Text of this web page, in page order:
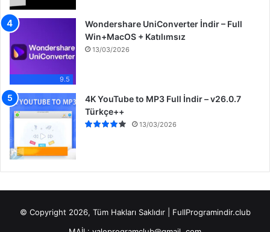
9.5
Wondershare UniConverter İndir – Full
Win+MacOS + Katılımsız
13/03/2026
4K YouTube to MP3 Full İndir – v26.0.7
Türkçe++
13/03/2026
© Copyright 2026, Tüm Hakları Saklıdır | FullProgramindir.club